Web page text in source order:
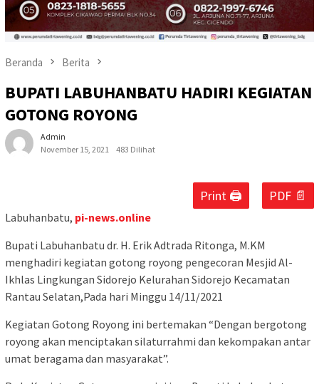
Beranda Berita
BUPATI LABUHANBATU HADIRI KEGIATAN
GOTONG ROYONG
Admin
November 15, 2021
483 Dilihat
Print 🖨 PDF 📄
Labuhanbatu, pi-news.online
Bupati Labuhanbatu dr. H. Erik Adtrada Ritonga, M.KM
menghadiri kegiatan gotong royong pengecoran Mesjid Al-
Ikhlas Lingkungan Sidorejo Kelurahan Sidorejo Kecamatan
Rantau Selatan,Pada hari Minggu 14/11/2021
Kegiatan Gotong Royong ini bertemakan “Dengan bergotong
royong akan menciptakan silaturrahmi dan kekompakan antar
umat beragama dan masyarakat”.